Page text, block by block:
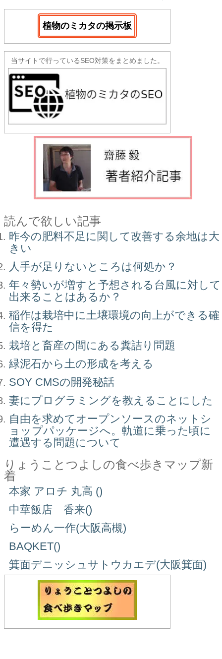
植物のミカタの掲示板
当サイトで行っているSEO対策をまとめました。
読んで欲しい記事
昨今の肥料不足に関して改善する余地は大
きい
人手が足りないところは何処か？
年々勢いが増すと予想される台風に対して
出来ることはあるか？
稲作は栽培中に土壌環境の向上ができる確
信を得た
栽培と畜産の間にある糞詰り問題
緑泥石から土の形成を考える
SOY CMSの開発秘話
妻にプログラミングを教えることにした
自由を求めてオープンソースのネットシ
ョップパッケージへ。軌道に乗った頃に
遭遇する問題について
りょうことつよしの食べ歩きマップ新
着
本家 アロチ 丸高 ()
中華飯店 香来()
らーめん一作(大阪高槻)
BAQKET()
箕面デニッシュサトウカエデ(大阪箕面)